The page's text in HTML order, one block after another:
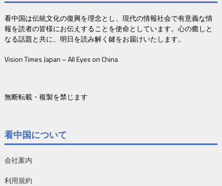
看中国は伝統文化の復興を理念とし、現代の情報社会で有意義な情
報を読者の皆様にお伝えすることを使命としています。心の癒しと
なる話題と共に、明日を読み解く鍵をお届けいたします。
Vision Times Japan – All Eyes on China
無断転載・複製を禁じます
看中国について
会社案内
利用規約